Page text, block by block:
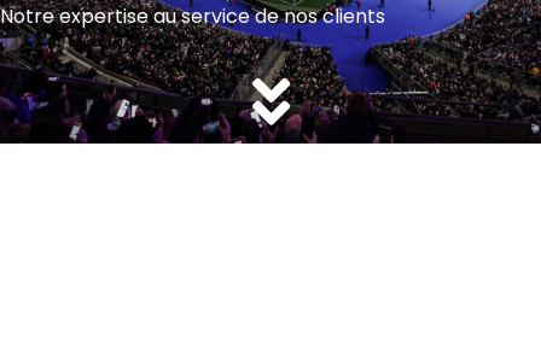
Notre expertise au service de nos clients